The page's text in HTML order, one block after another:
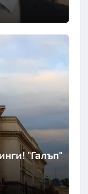
"Галъп"